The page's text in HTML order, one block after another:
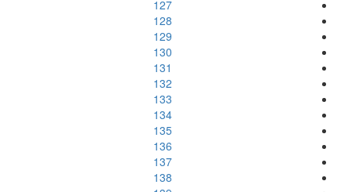
127
128
129
130
131
132
133
134
135
136
137
138